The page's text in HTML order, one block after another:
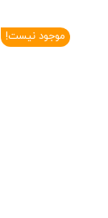
موجود نیست!